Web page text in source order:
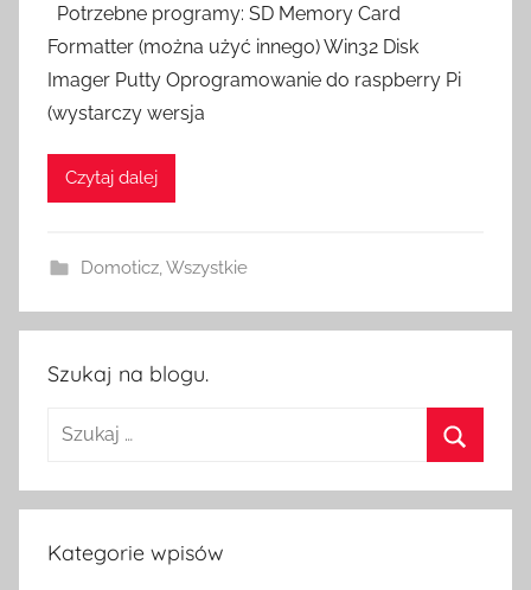
z
e
z
t
Potrzebne programy: SD Memory Card
Formatter (można użyć innego) Win32 Disk
Imager Putty Oprogramowanie do raspberry Pi
(wystarczy wersja
Czytaj dalej
Domoticz,Wszystkie
Szukaj na blogu.
Szukaj:
Kategorie wpisów